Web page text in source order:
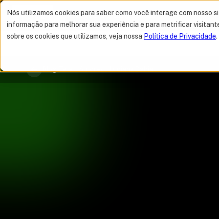
Nós utilizamos cookies para saber como você interage com nosso
informação para melhorar sua experiência e para metrificar
sobre os cookies que utilizamos, veja nossa Política de Privacidade.
MELHOR OFERTA
Navegue por categorias
Blog Tera Autores Luciana Dahia